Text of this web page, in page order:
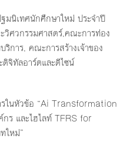
มนิเทศนักศึกษาใหม่ ประจำปี
ศวกรรมศาสตร์,คณะการท่อง
ริการ, คณะการสร้างเจ้าของ
จิทัลอาร์ตและดีไซน์
รในหัวข้อ “Ai Transformation
ร และไฮไลท์ TFRS for
ใหม่”